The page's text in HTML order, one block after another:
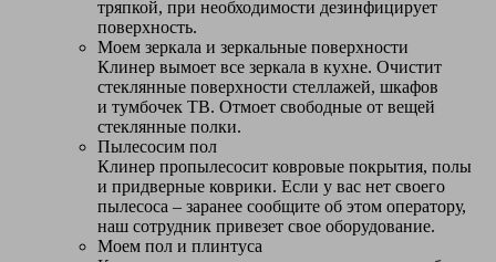
тряпкой, при необходимости дезинфицирует
поверхность.
Моем зеркала и зеркальные поверхности
Клинер вымоет все зеркала в кухне. Очистит
стеклянные поверхности стеллажей, шкафов
и тумбочек ТВ. Отмоет свободные от вещей
стеклянные полки.
Пылесосим пол
Клинер пропылесосит ковровые покрытия, полы
и придверные коврики. Если у вас нет своего
пылесоса – заранее сообщите об этом оператору,
наш сотрудник привезет свое оборудование.
Моем пол и плинтуса